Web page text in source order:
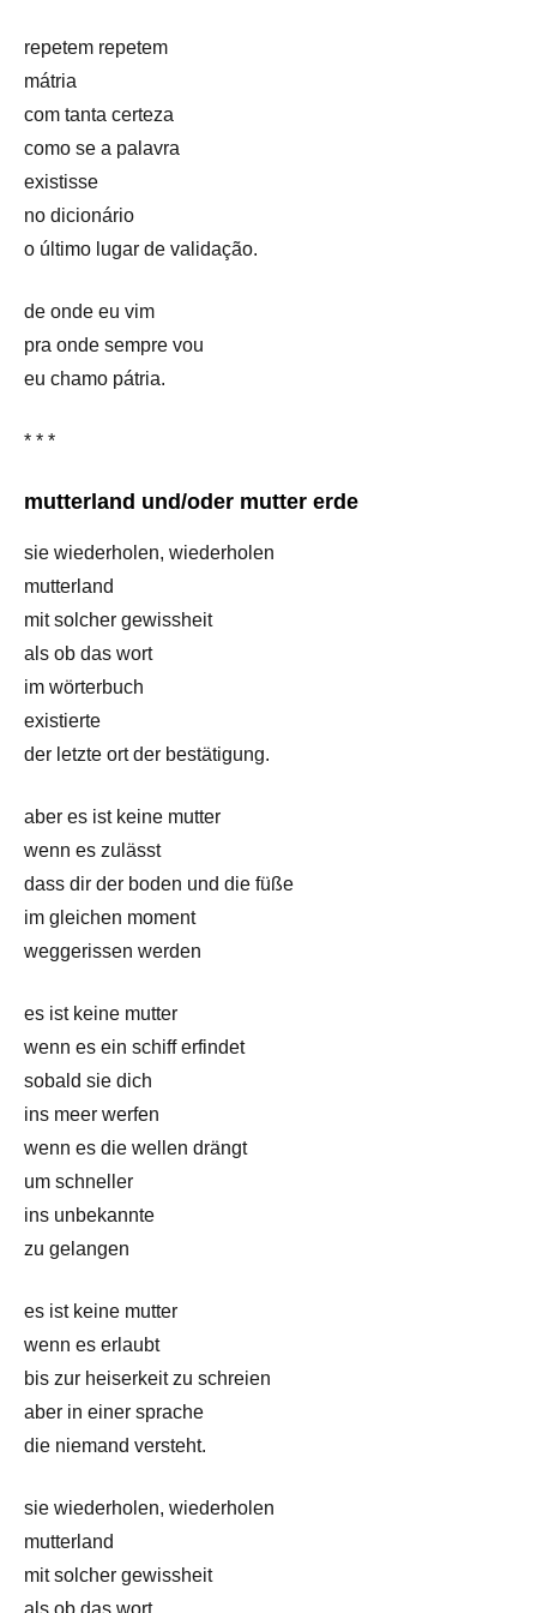
repetem repetem
mátria
com tanta certeza
como se a palavra
existisse
no dicionário
o último lugar de validação.
de onde eu vim
pra onde sempre vou
eu chamo pátria.
* * *
mutterland und/oder mutter erde
sie wiederholen, wiederholen
mutterland
mit solcher gewissheit
als ob das wort
im wörterbuch
existierte
der letzte ort der bestätigung.
aber es ist keine mutter
wenn es zulässt
dass dir der boden und die füße
im gleichen moment
weggerissen werden
es ist keine mutter
wenn es ein schiff erfindet
sobald sie dich
ins meer werfen
wenn es die wellen drängt
um schneller
ins unbekannte
zu gelangen
es ist keine mutter
wenn es erlaubt
bis zur heiserkeit zu schreien
aber in einer sprache
die niemand versteht.
sie wiederholen, wiederholen
mutterland
mit solcher gewissheit